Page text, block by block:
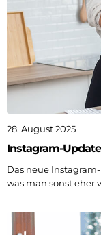
28. August 2025
Instagram-
Das neue
was man sonst eher